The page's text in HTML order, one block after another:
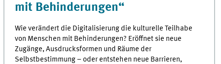
mit Behinderungen“
Wie verändert die Digitalisierung die kulturelle Teilhabe
von Menschen mit Behinderungen? Eröffnet sie neue
Zugänge, Ausdrucksformen und Räume der
Selbstbestimmung – oder entstehen neue Barrieren,